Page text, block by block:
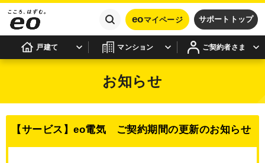
eoマイページ サポートトップ
戸建て マンション ご契約者さま
お知らせ
【サービス】eo電気 ご契約期間の更新のお知らせ